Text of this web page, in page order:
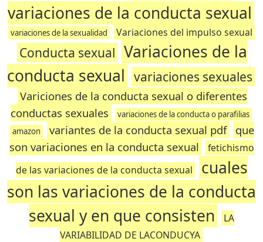
variaciones de la conducta sexual
variaciones de la sexualidad Variaciones del impulso sexual
Conducta sexual Variaciones de la
conducta sexual variaciones sexuales
Variciones de la conducta sexual o diferentes
conductas sexuales
variaciones de la conducta o parafilias
amazon
variantes de la conducta sexual pdf
que
son variaciones en la conducta sexual
fetichismo
de las variaciones de la conducta sexual
cuales
son las variaciones de la conducta
sexual y en que consisten
LA
VARIABILIDAD DE LACONDUCYA